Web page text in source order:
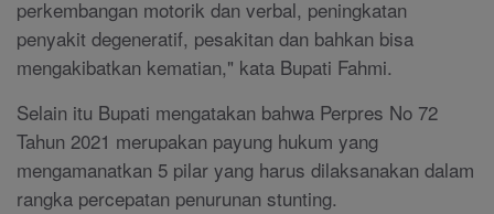
perkembangan motorik dan verbal, peningkatan
penyakit degeneratif, pesakitan dan bahkan bisa
mengakibatkan kematian," kata Bupati Fahmi.
Selain itu Bupati mengatakan bahwa Perpres No 72
Tahun 2021 merupakan payung hukum yang
mengamanatkan 5 pilar yang harus dilaksanakan dalam
rangka percepatan penurunan stunting.